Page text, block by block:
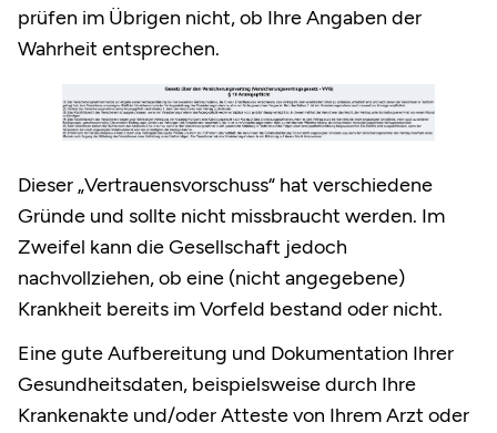
prüfen im Übrigen nicht, ob Ihre Angaben der
Wahrheit entsprechen.
Dieser „Vertrauensvorschuss“ hat verschiedene
Gründe und sollte nicht missbraucht werden. Im
Zweifel kann die Gesellschaft jedoch
nachvollziehen, ob eine (nicht angegebene)
Krankheit bereits im Vorfeld bestand oder nicht.
Eine gute Aufbereitung und Dokumentation Ihrer
Gesundheitsdaten, beispielsweise durch Ihre
Krankenakte und/oder Atteste von Ihrem Arzt oder